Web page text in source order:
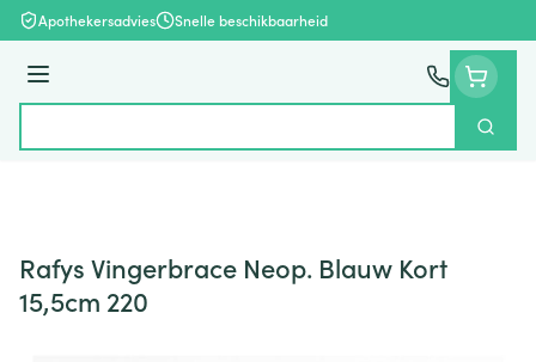
Ga naar de inhoud
Apothekersadvies Snelle beschikbaarheid
Menu
Zoek
Rafys Vingerbrace Neop. Blauw Kort
15,5cm 220